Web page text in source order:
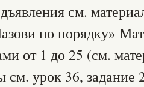
см.
по порядку»
от 1 до 25 (см.
см. урок 36, задание